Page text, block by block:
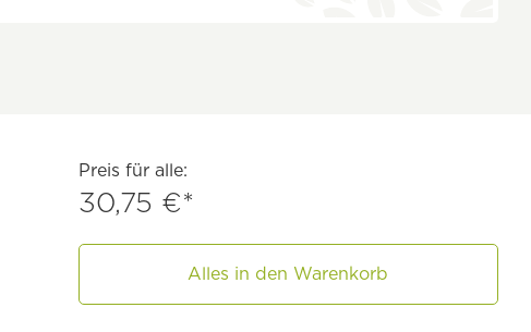
Preis für alle:
30,75 €*
Alles in den Warenkorb